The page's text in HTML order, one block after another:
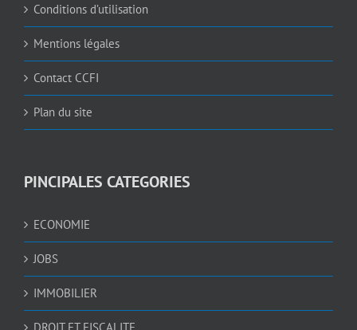
Conditions d’utilisation
Mentions légales
Contact CCFI
Plan du site
PINCIPALES CATEGORIES
ECONOMIE
JOBS
IMMOBILIER